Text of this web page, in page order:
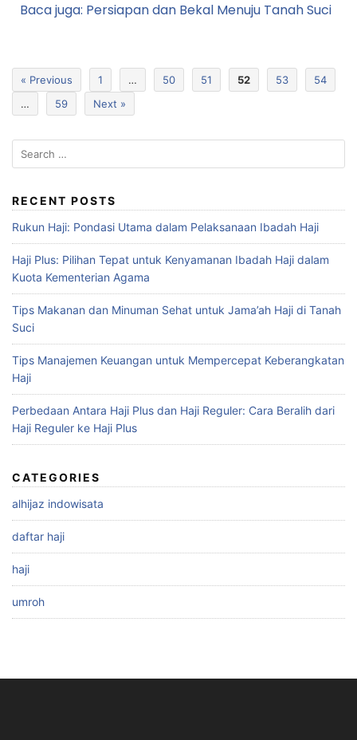
Baca juga: Persiapan dan Bekal Menuju Tanah Suci
« Previous 1 … 50 51 52 53
54
…
59 Next »
RECENT POSTS
Rukun Haji: Pondasi Utama dalam Pelaksanaan Ibadah Haji
Haji Plus: Pilihan Tepat untuk Kenyamanan Ibadah Haji dalam
Kuota Kementerian Agama
Tips Makanan dan Minuman Sehat untuk Jama’ah Haji di Tanah
Suci
Tips Manajemen Keuangan untuk Mempercepat Keberangkatan
Haji
Perbedaan Antara Haji Plus dan Haji Reguler: Cara Beralih dari
Haji Reguler ke Haji Plus
CATEGORIES
alhijaz indowisata
daftar haji
haji
umroh